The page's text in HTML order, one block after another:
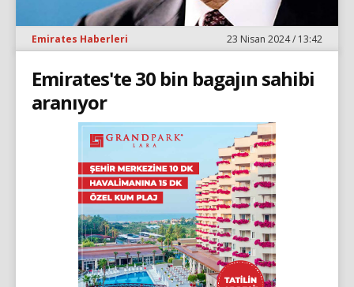
Emirates Haberleri 23 Nisan 2024 / 13:42
Emirates'te 30 bin bagajın sahibi
aranıyor